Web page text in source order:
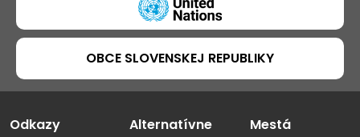
OBCE SLOVENSKEJ REPUBLIKY
Odkazy Alternatívne Mestá